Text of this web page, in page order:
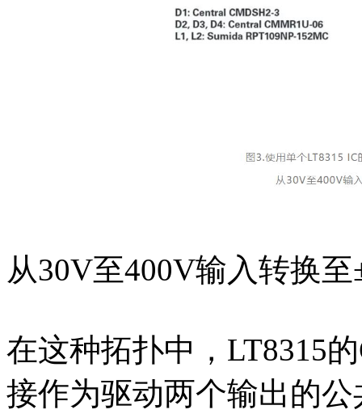
从30V至400V输入转换
在这种拓扑中，LT8315
接作为驱动两个输出的